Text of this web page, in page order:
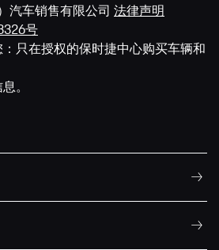
汽车销售有限公司 法律声明
号
只在授权的保时捷中心购买车辆和
。